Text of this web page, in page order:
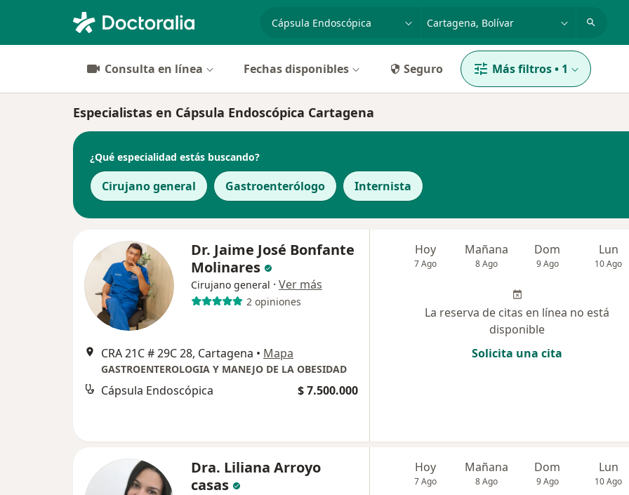
especialidad, enfermedad o nombre
Consulta en línea Fechas disponibles Seguro Más filtros• 1
Especialistas en Cápsula Endoscópica Cartagena
¿Qué especialidad estás buscando?
Cirujano general Gastroenterólogo Internista
Dr. Jaime José Bonfante
Molinares
Cirujano general · Ver más
2 opiniones
CRA 21C # 29C 28, Cartagena • Mapa
GASTROENTEROLOGIA Y MANEJO DE LA OBESIDAD
Cápsula Endoscópica $ 7.500.000
Hoy
7 Ago
Mañana
8 Ago
Dom
9 Ago
Lun
10 Ago
La reserva de citas en línea no está
disponible
Solicita una cita
Dra. Liliana Arroyo
casas
Hoy
7 Ago
Mañana
8 Ago
Dom
9 Ago
Lun
10 Ago